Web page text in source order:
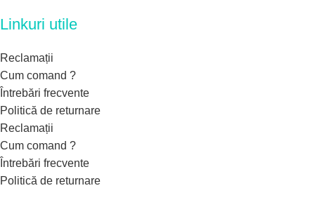
Linkuri utile
Reclamații
Cum comand ?
Întrebări frecvente
Politică de returnare
Reclamații
Cum comand ?
Întrebări frecvente
Politică de returnare